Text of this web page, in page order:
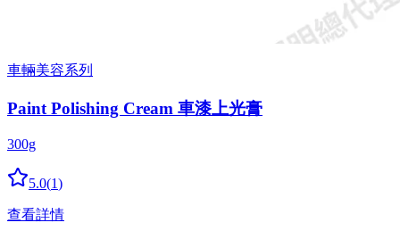
車輛美容系列
Paint Polishing Cream 車漆上光膏
300g
5.0(1)
查看詳情